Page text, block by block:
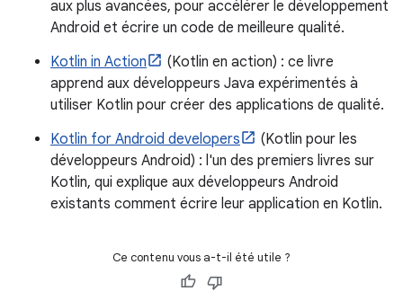
aux plus avancées, pour accélérer le développement
Android et écrire un code de meilleure qualité.
Kotlin in Action
(Kotlin en action) : ce livre
apprend aux développeurs Java expérimentés à
utiliser Kotlin pour créer des applications de qualité.
Kotlin for Android developers
(Kotlin pour les
développeurs Android) : l'un des premiers livres sur
Kotlin, qui explique aux développeurs Android
existants comment écrire leur application en Kotlin.
Ce contenu vous a-t-il été utile ?